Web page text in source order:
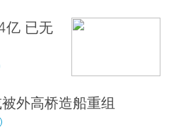
亿 已无
外高桥造船重组